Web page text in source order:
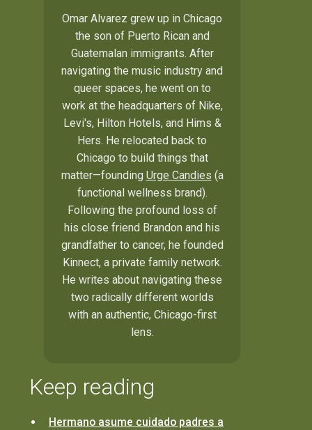
Omar Alvarez grew up in Chicago
the son of Puerto Rican and
Guatemalan immigrants. After
navigating the music industry and
queer spaces, he went on to
work at the headquarters of Nike,
Levi's, Hilton Hotels, and Hims &
Hers. He relocated back to
Chicago to build things that
matter—founding Urge Candies (a
functional wellness brand).
Following the profound loss of
his close friend Brandon and his
grandfather to cancer, he founded
Kinnect, a private family network.
He writes about navigating these
two radically different worlds
with an authentic, Chicago-first
lens.
Keep reading
Hermano asume cuidado padres a